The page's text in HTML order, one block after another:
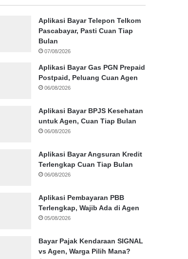
Aplikasi Bayar Telepon Telkom
Pascabayar, Pasti Cuan Tiap
Bulan
07/08/2026
Aplikasi Bayar Gas PGN Prepaid
Postpaid, Peluang Cuan Agen
06/08/2026
Aplikasi Bayar BPJS Kesehatan
untuk Agen, Cuan Tiap Bulan
06/08/2026
Aplikasi Bayar Angsuran Kredit
Terlengkap Cuan Tiap Bulan
06/08/2026
Aplikasi Pembayaran PBB
Terlengkap, Wajib Ada di Agen
05/08/2026
Bayar Pajak Kendaraan SIGNAL
vs Agen, Warga Pilih Mana?